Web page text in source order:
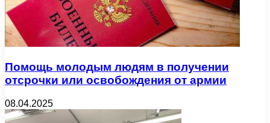
Помощь молодым людям в получении
отсрочки или освобождения от армии
08.04.2025